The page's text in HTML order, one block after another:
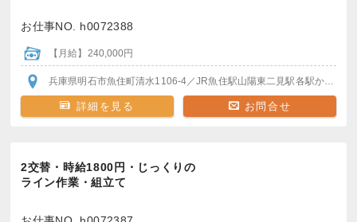
お仕事NO. h0072388
【月給】240,000円
兵庫県明石市魚住町清水1106-4／JR魚住駅山陽東二見駅各駅から無料送迎バスあり
詳細を見る お問合せ
2交替・時給1800円・じっくりの
ライン作業・組立て